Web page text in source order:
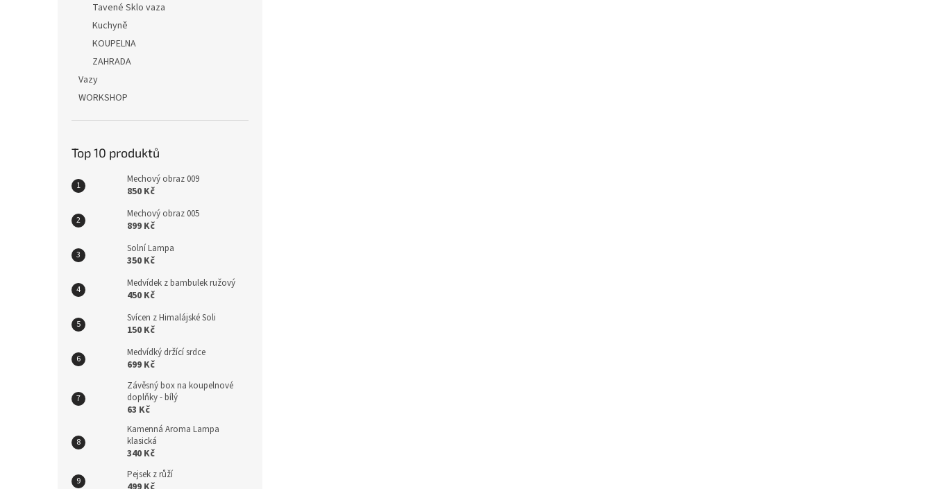
Tavené Sklo vaza
Kuchyně
KOUPELNA
ZAHRADA
Vazy
WORKSHOP
Top 10 produktů
Mechový obraz 009
850 Kč
Mechový obraz 005
899 Kč
Solní Lampa
350 Kč
Medvídek z bambulek ružový
450 Kč
Svícen z Himalájské Soli
150 Kč
Medvídký držící srdce
699 Kč
Závěsný box na koupelnové
doplňky - bílý
63 Kč
Kamenná Aroma Lampa
klasická
340 Kč
Pejsek z růží